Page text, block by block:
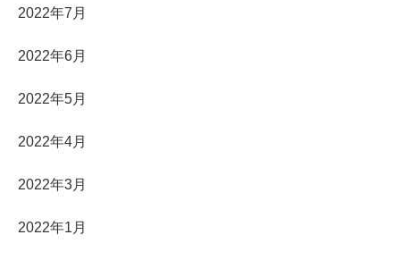
2022年7月
2022年6月
2022年5月
2022年4月
2022年3月
2022年1月